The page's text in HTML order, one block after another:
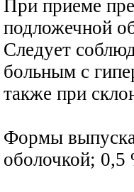
При приеме
подложечной
Следует
больным с
также при
Формы
оболочкой; 0,5